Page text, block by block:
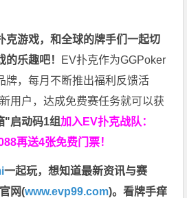
克游戏，和全球的牌手们一起切
乐趣吧！ EV扑克作为GGPoker
牌，每月不断推出福利反馈活
用户，达成免费赛任务就可以获
"启动码1组加入EV扑克战队：
再送4张免费门票！
一起玩，想知道最新资讯与赛
网(www.evp99.com)。看牌手痒